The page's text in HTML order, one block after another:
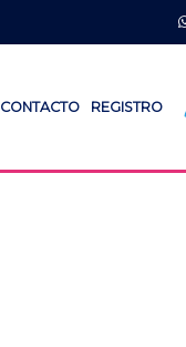
CONTACTO REGISTRO